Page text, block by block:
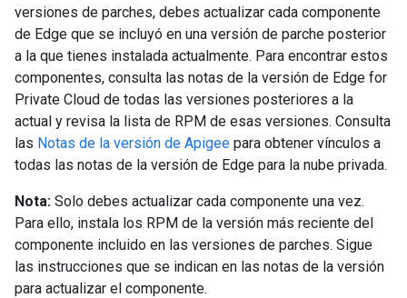
versiones de parches, debes actualizar cada componente
de Edge que se incluyó en una versión de parche posterior
a la que tienes instalada actualmente. Para encontrar estos
componentes, consulta las notas de la versión de Edge for
Private Cloud de todas las versiones posteriores a la
actual y revisa la lista de RPM de esas versiones. Consulta
las Notas de la versión de Apigee para obtener vínculos a
todas las notas de la versión de Edge para la nube privada.
Nota: Solo debes actualizar cada componente una vez.
Para ello, instala los RPM de la versión más reciente del
componente incluido en las versiones de parches. Sigue
las instrucciones que se indican en las notas de la versión
para actualizar el componente.